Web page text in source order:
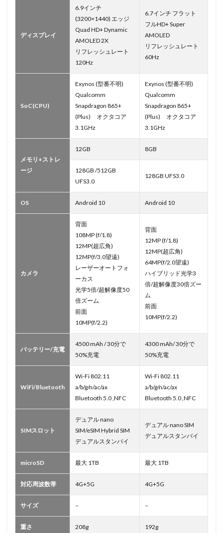
ディスプレイ
6.9インチ
(3200×1440) エッジ
Quad HD+ Dynamic
AMOLED 2X
リフレッシュレート
120Hz
6.7インチ フラット
フルHD+ Super
AMOLED
リフレッシュレート
60Hz
SoC(CPU)
Exynos (型番不明)
Qualcomm
Snapdragon 865+
(Plus) オクタコア
3.1GHz
Exynos (型番不明)
Qualcomm
Snapdragon 865+
(Plus) オクタコア
3.1GHz
メモリ+ストレ
ージ
12GB 8GB
128GB /512GB
UFS3.0
128GB UFS3.0
OS Android 10 Android 10
カメラ
背面
108MP (f/1.8)
12MP(超広角)
12MP(f/3.0望遠)
レーザーオートフォ
ーカス
光学5倍/超解像度50
倍ズーム
前面
10MP(f/2.2)
背面
12MP (f/1.8)
12MP(超広角)
64MP(f/2.0望遠)
ハイブリッド光学3
倍/超解像度30倍ズー
ム
前面
10MP(f/2.2)
バッテリー/充電
4500 mAh / 30分で
50%充電
4300 mAh/ 30分で
50%充電
WiFi/Bluetooth
Wi-Fi 802.11
a/b/g/n/ac/ax
Bluetooth 5.0 ,NFC
Wi-Fi 802.11
a/b/g/n/ac/ax
Bluetooth 5.0 ,NFC
SIMスロット
デュアル nano
SIM/eSIM Hybrid SIM
デュアルスタンバイ
デュアル nano SIM
デュアルスタンバイ
microSD 最大 1TB 最大 1TB
対応周波数帯 4G+5G 4G+5G
サイズ – –
重さ 208g 192g